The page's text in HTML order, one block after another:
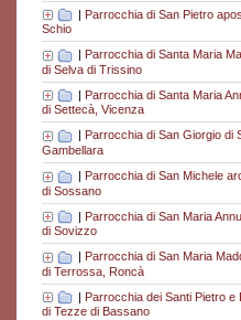
| Parrocchia di San Pietro
Schio
Parrocchia di Santa Maria
di Selva di Trissino
| Parrocchia di Santa Maria
di Settecà, Vicenza
Parrocchia di San Giorgio di
Gambellara
| Parrocchia di San Michele
di Sossano
| Parrocchia di San Maria
di Sovizzo
| Parrocchia di San Maria
di Terrossa, Roncà
| Parrocchia dei Santi Pietro e
di Tezze di Bassano